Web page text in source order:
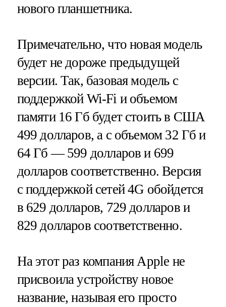
нового планшетника.
Примечательно, что новая модель
будет не дороже предыдущей
версии. Так, базовая модель с
поддержкой Wi-Fi и объемом
памяти 16 Гб будет стоить в США
499 долларов, а с объемом 32 Гб и
64 Гб — 599 долларов и 699
долларов соответственно. Версия
с поддержкой сетей 4G обойдется
в 629 долларов, 729 долларов и
829 долларов соответственно.
На этот раз компания Apple не
присвоила устройству новое
название, называя его просто